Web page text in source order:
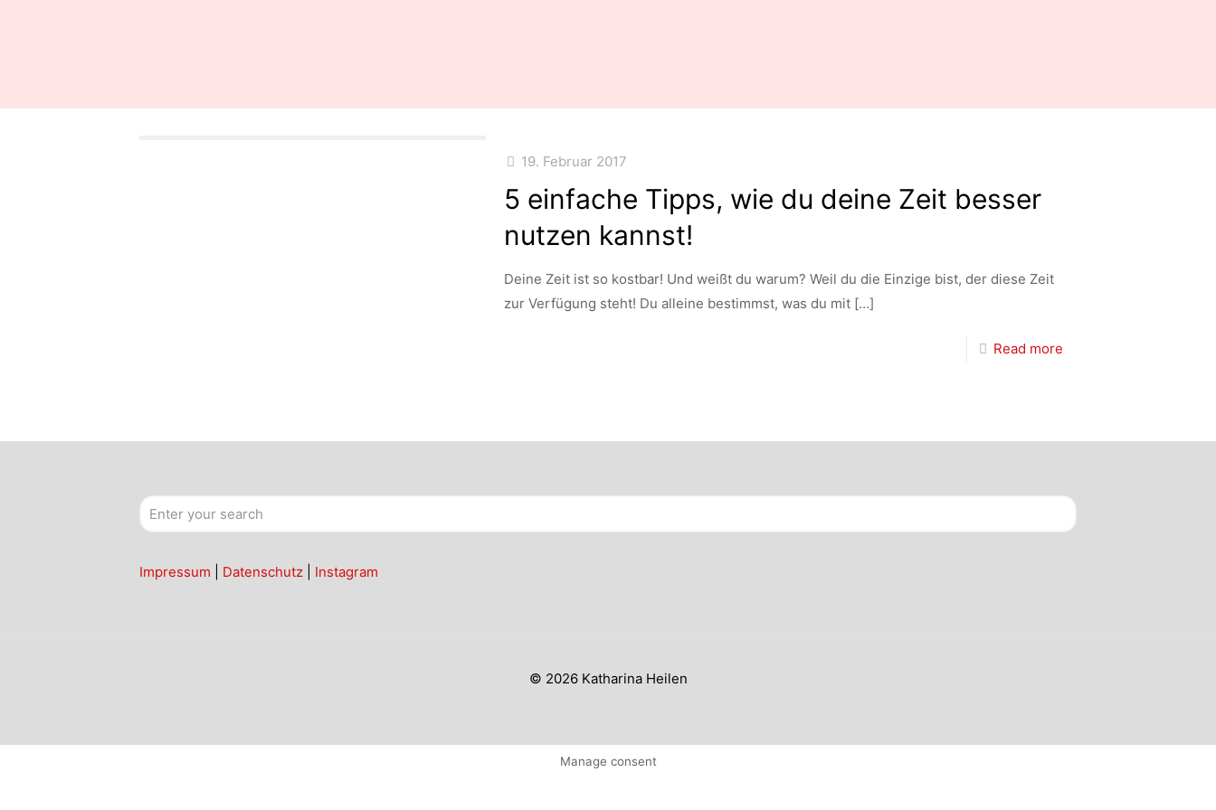
19. Februar 2017
5 einfache Tipps, wie du deine Zeit besser
nutzen kannst!
Deine Zeit ist so kostbar! Und weißt du warum? Weil du die Einzige bist, der diese Zeit
zur Verfügung steht! Du alleine bestimmst, was du mit […]
Read more
Impressum Datenschutz Instagram
© 2026 Katharina Heilen
Manage consent